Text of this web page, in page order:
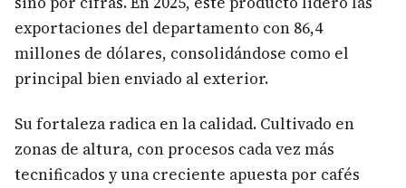
exportaciones del departamento con 86,4
millones de dólares, consolidándose como el
principal bien enviado al exterior.
Su fortaleza radica en la calidad. Cultivado en
zonas de altura, con procesos cada vez más
tecnificados y una creciente apuesta por cafés